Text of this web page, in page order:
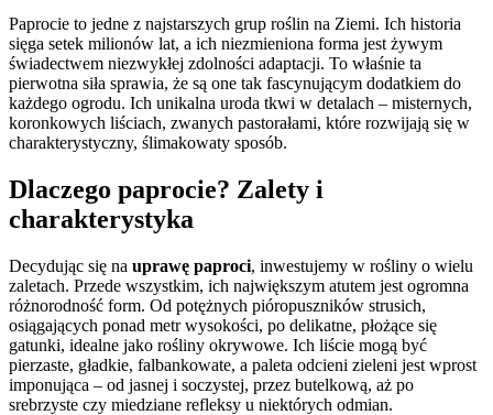
Paprocie to jedne z najstarszych grup roślin na Ziemi. Ich historia
sięga setek milionów lat, a ich niezmieniona forma jest żywym
świadectwem niezwykłej zdolności adaptacji. To właśnie ta
pierwotna siła sprawia, że są one tak fascynującym dodatkiem do
każdego ogrodu. Ich unikalna uroda tkwi w detalach – misternych,
koronkowych liściach, zwanych pastorałami, które rozwijają się w
charakterystyczny, ślimakowaty sposób.
Dlaczego paprocie? Zalety i
charakterystyka
Decydując się na uprawę paproci, inwestujemy w rośliny o wielu
zaletach. Przede wszystkim, ich największym atutem jest ogromna
różnorodność form. Od potężnych pióropuszników strusich,
osiągających ponad metr wysokości, po delikatne, płożące się
gatunki, idealne jako rośliny okrywowe. Ich liście mogą być
pierzaste, gładkie, falbankowate, a paleta odcieni zieleni jest wprost
imponująca – od jasnej i soczystej, przez butelkową, aż po
srebrzyste czy miedziane refleksy u niektórych odmian.